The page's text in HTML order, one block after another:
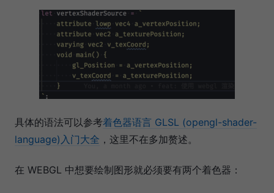
具体的语法可以参考着色器语言 GLSL (opengl-shader-
language)入门大全 ，这里不在多加赘述。
在 WEBGL 中想要绘制图形就必须要有两个着色器：